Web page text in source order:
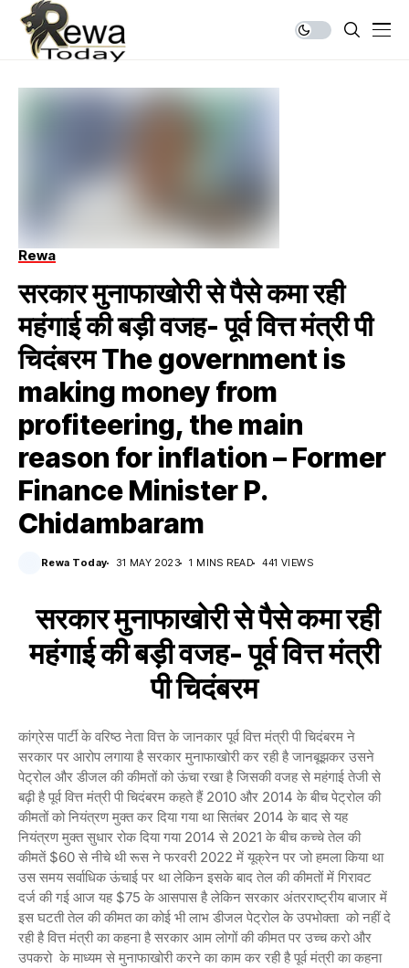
Rewa
सरकार मुनाफाखोरी से पैसे कमा रही
महंगाई की बड़ी वजह- पूर्व वित्त मंत्री पी
चिदंबरम The government is
making money from
profiteering, the main
reason for inflation – Former
Finance Minister P.
Chidambaram
Rewa Today 31 MAY 2023 1 MINS READ 441 VIEWS
सरकार मुनाफाखोरी से पैसे कमा रही
महंगाई की बड़ी वजह- पूर्व वित्त मंत्री
पी चिदंबरम
कांग्रेस पार्टी के वरिष्ठ नेता वित्त के जानकार पूर्व वित्त मंत्री पी चिदंबरम ने
सरकार पर आरोप लगाया है सरकार मुनाफाखोरी कर रही है जानबूझकर उसने
पेट्रोल और डीजल की कीमतों को ऊंचा रखा है जिसकी वजह से महंगाई तेजी से
बढ़ी है पूर्व वित्त मंत्री पी चिदंबरम कहते हैं 2010 और 2014 के बीच पेट्रोल की
कीमतों को नियंत्रण मुक्त कर दिया गया था सितंबर 2014 के बाद से यह
नियंत्रण मुक्त सुधार रोक दिया गया 2014 से 2021 के बीच कच्चे तेल की
कीमतें $60 से नीचे थी रूस ने फरवरी 2022 में यूक्रेन पर जो हमला किया था
उस समय सर्वाधिक ऊंचाई पर था लेकिन इसके बाद तेल की कीमतों में गिरावट
दर्ज की गई आज यह $75 के आसपास है लेकिन सरकार अंतरराष्ट्रीय बाजार में
इस घटती तेल की कीमत का कोई भी लाभ डीजल पेट्रोल के उपभोक्ता को नहीं दे
रही है वित्त मंत्री का कहना है सरकार आम लोगों की कीमत पर उच्च करो और
उपकरो के माध्यम से मुनाफाखोरी करने का काम कर रही है पूर्व मंत्री का कहना